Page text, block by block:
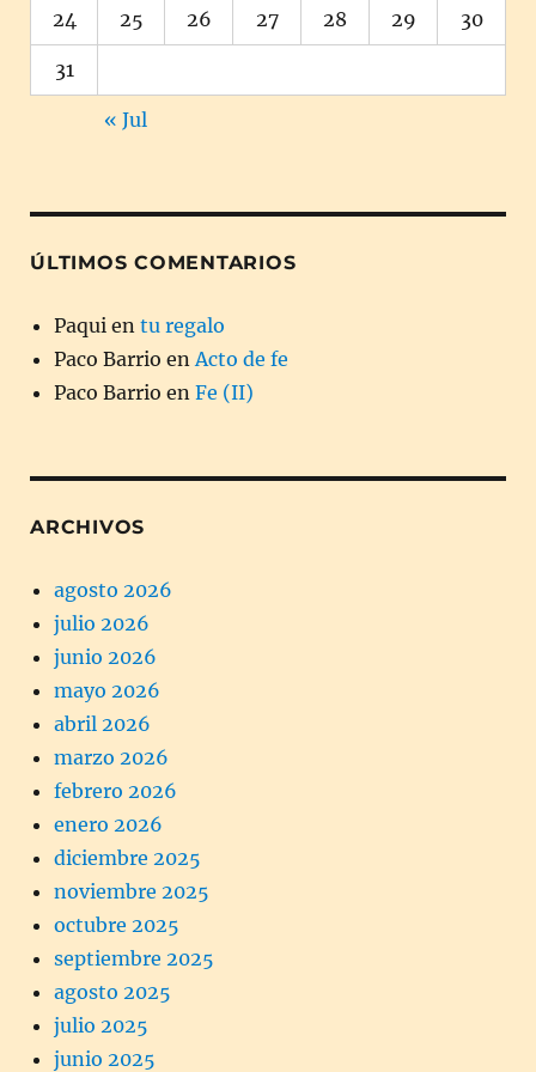
24 25 26 27 28 29 30
31
« Jul
ÚLTIMOS COMENTARIOS
Paqui en tu regalo
Paco Barrio en Acto de fe
Paco Barrio en Fe (II)
ARCHIVOS
agosto 2026
julio 2026
junio 2026
mayo 2026
abril 2026
marzo 2026
febrero 2026
enero 2026
diciembre 2025
noviembre 2025
octubre 2025
septiembre 2025
agosto 2025
julio 2025
junio 2025